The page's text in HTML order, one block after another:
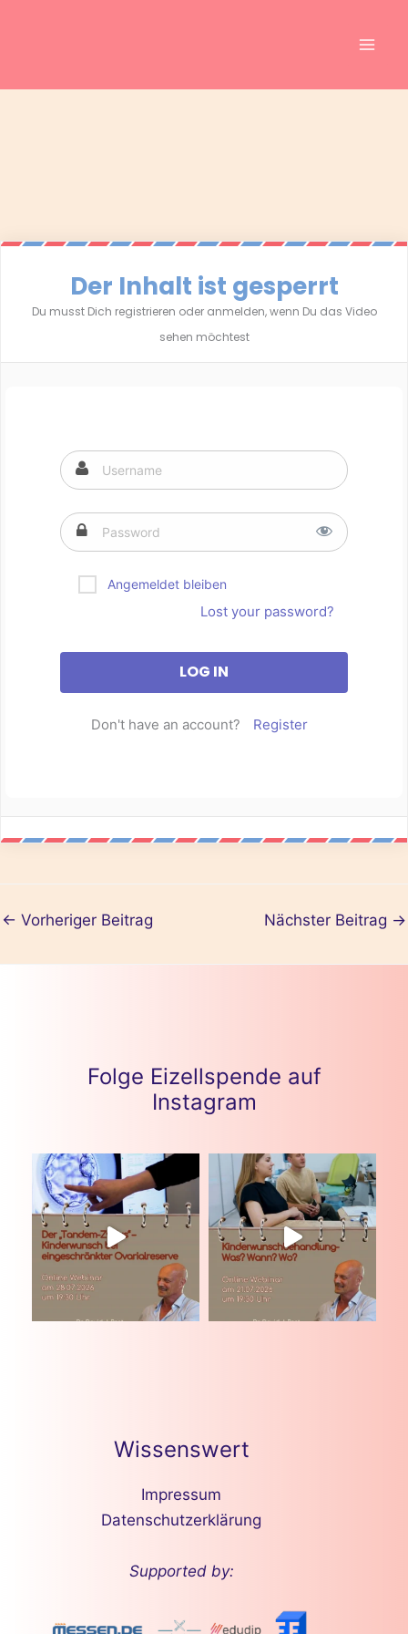
Der Inhalt ist gesperrt
Du musst Dich registrieren oder anmelden, wenn Du das Video
sehen möchtest
Angemeldet bleiben
Lost your password?
Don't have an account? Register
← Vorheriger Beitrag Nächster Beitrag →
Folge Eizellspende auf
Instagram
Wissenswert
Impressum
Datenschutzerklärung
Supported by: